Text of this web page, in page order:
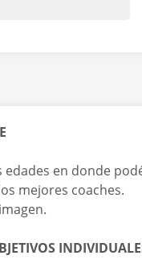
edades en donde
mejores coaches.